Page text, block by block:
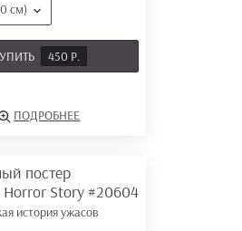
см)
450 Р.
ПОДРОБНЕЕ
постер
Story #20604
история ужасов